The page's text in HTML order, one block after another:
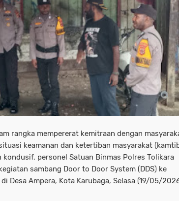
rangka mempererat kemitraan dengan
keamanan dan ketertiban masyarakat
kondusif, personel Satuan Binmas Polres Tolikara
sambang Door to Door System (DDS) ke
Desa Ampera, Kota Karubaga, Selasa (19/05/